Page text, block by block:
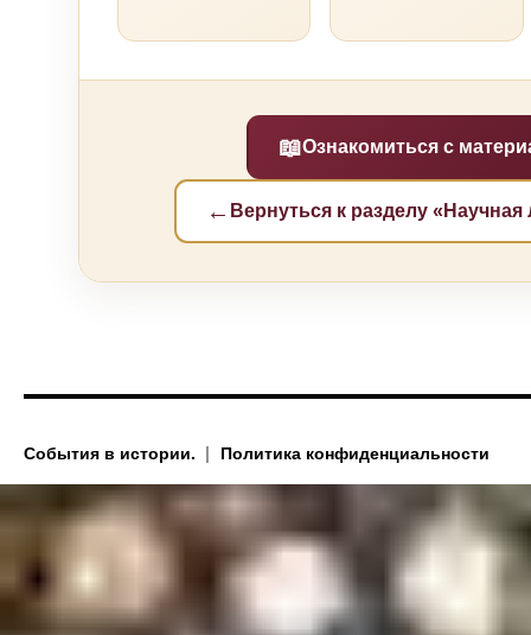
📖Ознакомиться с
← Вернуться к разделу «Научная
События в истории. Политика конфиденциальности